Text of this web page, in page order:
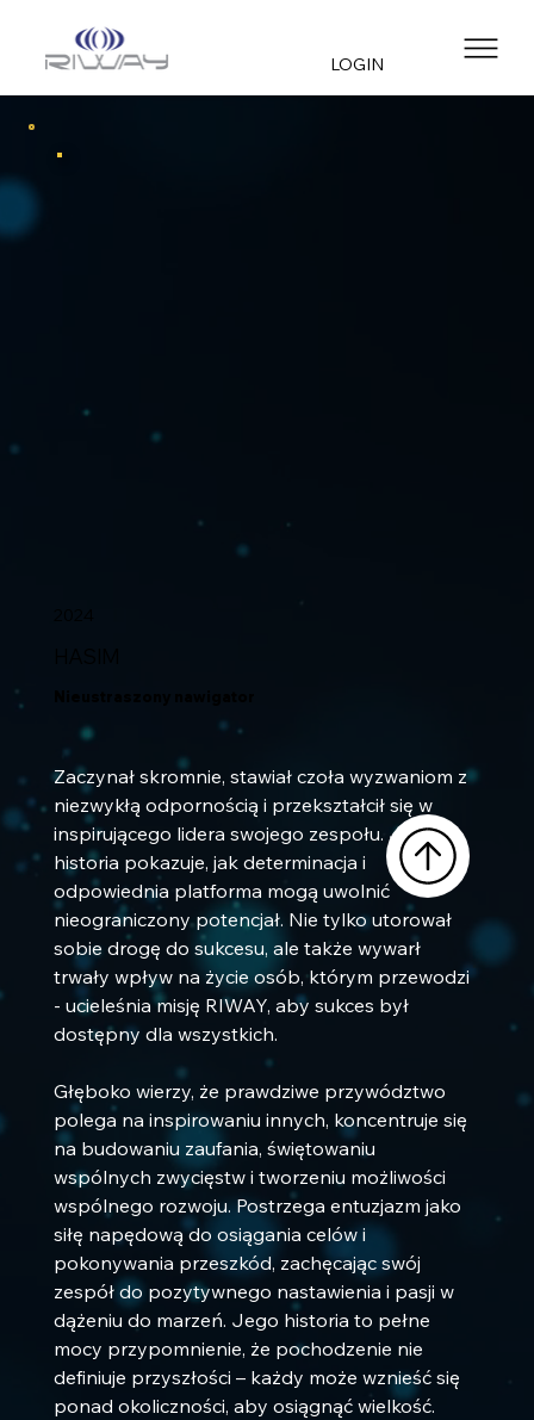
LOGIN
Zaczynał skromnie, stawiał czoła wyzwaniom z
niezwykłą odpornością i przekształcił się w
inspirującego lidera swojego zespołu. Jego
historia pokazuje, jak determinacja i
odpowiednia platforma mogą uwolnić
nieograniczony potencjał. Nie tylko utorował
sobie drogę do sukcesu, ale także wywarł
trwały wpływ na życie osób, którym przewodzi
- ucieleśnia misję RIWAY, aby sukces był
dostępny dla wszystkich.
Głęboko wierzy, że prawdziwe przywództwo
polega na inspirowaniu innych, koncentruje się
na budowaniu zaufania, świętowaniu
wspólnych zwycięstw i tworzeniu możliwości
wspólnego rozwoju. Postrzega entuzjazm jako
siłę napędową do osiągania celów i
pokonywania przeszkód, zachęcając swój
zespół do pozytywnego nastawienia i pasji w
dążeniu do marzeń. Jego historia to pełne
mocy przypomnienie, że pochodzenie nie
definiuje przyszłości – każdy może wznieść się
ponad okoliczności, aby osiągnąć wielkość.